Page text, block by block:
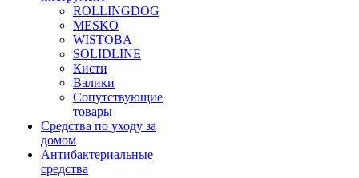
ROLLINGDOG
MESKO
WISTOBA
SOLIDLINE
Кисти
Валики
Сопутствующие
товары
Средства по уходу за
домом
Антибактериальные
средства